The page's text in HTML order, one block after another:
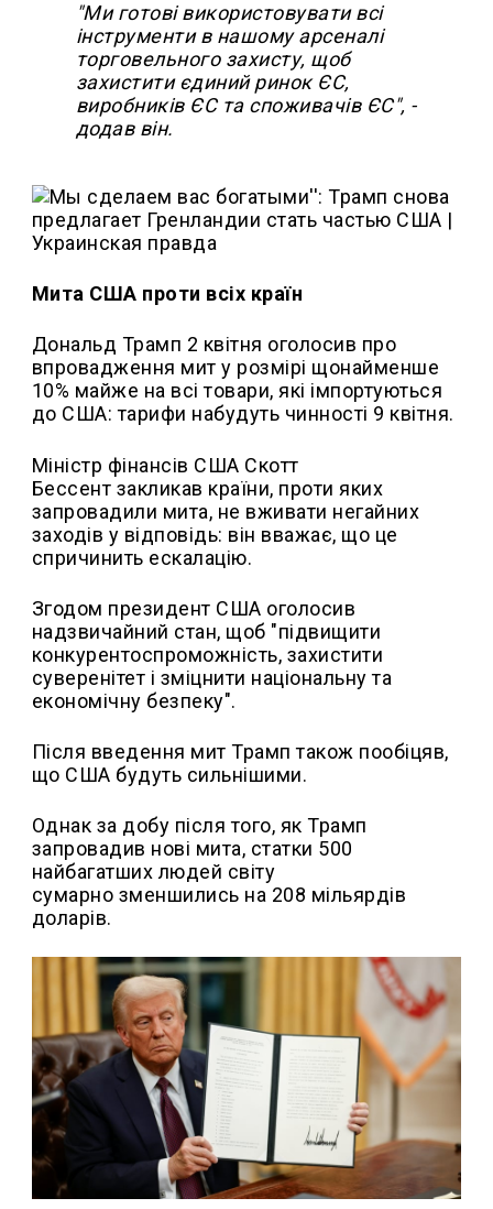
"Ми готові використовувати всі
інструменти в нашому арсеналі
торговельного захисту, щоб
захистити єдиний ринок ЄС,
виробників ЄС та споживачів ЄС", -
додав він.
Мита США проти всіх країн
Дональд Трамп 2 квітня оголосив про
впровадження мит у розмірі щонайменше
10% майже на всі товари, які імпортуються
до США: тарифи набудуть чинності 9 квітня.
Міністр фінансів США Скотт
Бессент закликав країни, проти яких
запровадили мита, не вживати негайних
заходів у відповідь: він вважає, що це
спричинить ескалацію.
Згодом президент США оголосив
надзвичайний стан, щоб "підвищити
конкурентоспроможність, захистити
суверенітет і зміцнити національну та
економічну безпеку".
Після введення мит Трамп також пообіцяв,
що США будуть сильнішими.
Однак за добу після того, як Трамп
запровадив нові мита, статки 500
найбагатших людей світу
сумарно зменшились на 208 мільярдів
доларів.